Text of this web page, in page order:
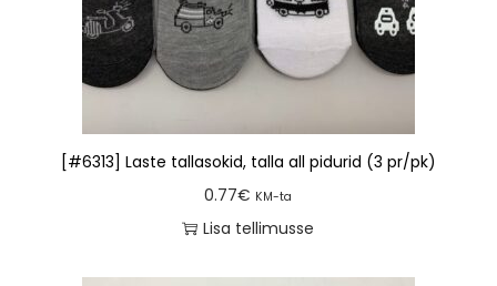
[#6313] Laste tallasokid, talla all pidurid (3 pr/pk)
0.77€ KM-ta
Lisa tellimusse